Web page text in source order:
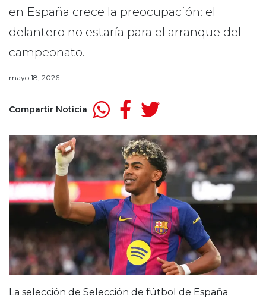
en España crece la preocupación: el
delantero no estaría para el arranque del
campeonato.
mayo 18, 2026
Compartir Noticia
La selección de Selección de fútbol de España